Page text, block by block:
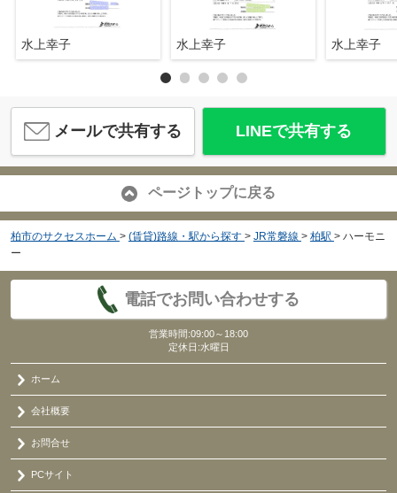
水上幸子 水上幸子 水上幸子
メールで共有する LINEで共有する
ページトップに戻る
柏市のサクセスホーム > (賃貸)路線・駅から探す > JR常磐線 > 柏駅 > ハーモニ
ー
電話でお問い合わせする
営業時間:09:00～18:00
定休日:水曜日
ホーム
会社概要
お問合せ
PCサイト